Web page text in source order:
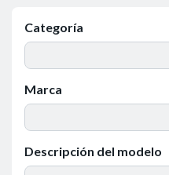
Categoría
Marca
Descripción del modelo